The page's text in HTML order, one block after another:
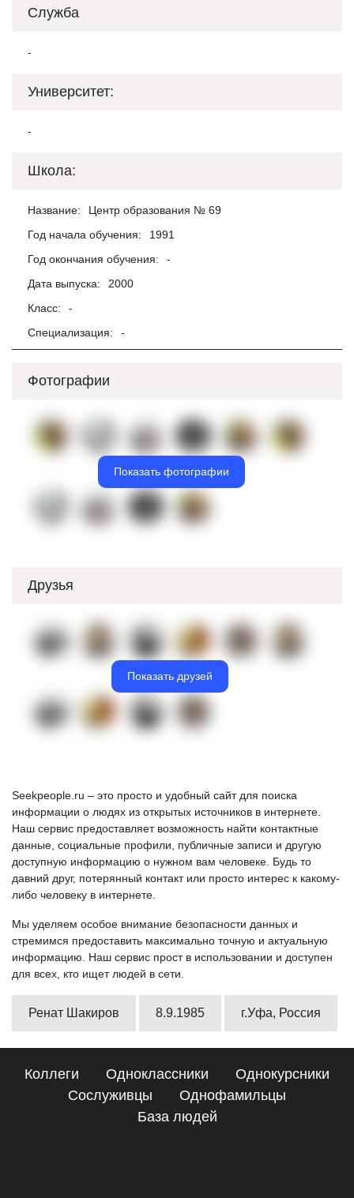
Служба
-
Университет:
-
Школа:
Название:
Центр образования № 69
Год начала обучения:
1991
Год окончания обучения:
-
Дата выпуска:
2000
Класс:
-
Специализация:
-
Фотографии
Показать фотографии
Друзья
Показать друзей
Seekpeople.ru – это просто и удобный сайт для поиска
информации о людях из открытых источников в интернете.
Наш сервис предоставляет возможность найти контактные
данные, социальные профили, публичные записи и другую
доступную информацию о нужном вам человеке. Будь то
давний друг, потерянный контакт или просто интерес к какому-
либо человеку в интернете.
Мы уделяем особое внимание безопасности данных и
стремимся предоставить максимально точную и актуальную
информацию. Наш сервис прост в использовании и доступен
для всех, кто ищет людей в сети.
Ренат Шакиров 8.9.1985 г.Уфа, Россия
Коллеги Одноклассники
Однокурсники
Сослуживцы
Однофамильцы
База людей